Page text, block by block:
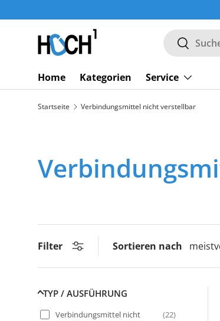
DIREKT ZUM INHALT
Suchen
Suchen
Home Kategorien Service
Startseite Verbindungsmittel nicht verstellbar
Filter Sortieren nach
TYP / AUSFÜHRUNG
Verbindungsmittel nicht
(22)